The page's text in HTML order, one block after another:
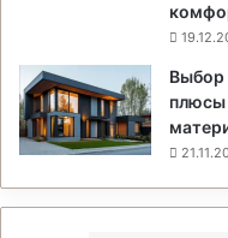
Выбор
плюсы